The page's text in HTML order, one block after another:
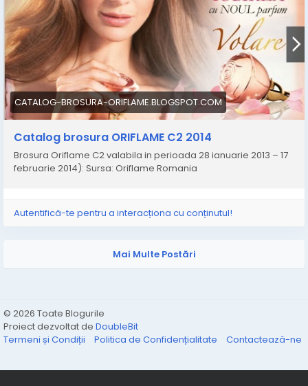
CATALOG-BROSURA-ORIFLAME.BLOGSPOT.COM
Catalog brosura ORIFLAME C2 2014
Brosura Oriflame C2 valabila in perioada 28 ianuarie 2013 – 17
februarie 2014): Sursa: Oriflame Romania
Autentifică-te pentru a interacționa cu conținutul!
Mai Multe Postări
© 2026 Toate Blogurile
Proiect dezvoltat de DoubleBit
Termeni și Condiții
Politica de Confidențialitate Contactează-ne